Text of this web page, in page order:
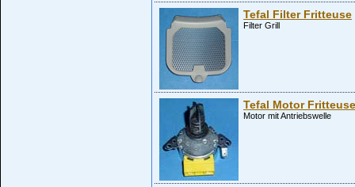
Tefal Filter Fritteuse
Filter Grill
Tefal Motor Fritteuse
Motor mit Antriebswelle